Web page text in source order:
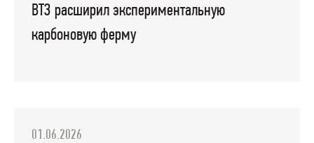
ВТЗ расширил экспериментальную
карбоновую ферму
01.06.2026